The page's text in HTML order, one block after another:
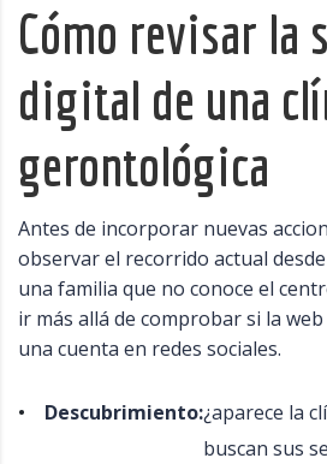
Cómo revisar la
digital de una
gerontológica
Antes de incorporar nuevas
observar el recorrido actual
una familia que no conoce el
ir más allá de comprobar si la
una cuenta en redes sociales.
Descubrimiento:¿aparece la
buscan sus